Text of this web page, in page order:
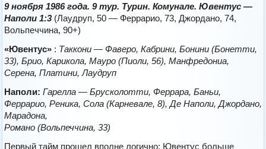
9 ноября 1986 года. 9 тур. Турин. Комунале. Ювентус —
Наполи 1:3(Лаудруп, 50 — Феррарио, 73, Джордано, 74,
Вольпеччина, 90+)
«Ювентус» : Таккони — Фаверо, Кабрини, Бонини (Бонетти,
33), Брио, Карикола, Мауро (Пиоли, 56), Манфредониа,
Серена, Платини, Лаудруп
Наполи: Гарелла — Брусколотти, Феррара, Баньи,
Феррарио, Реника, Сола (Карневале, 8), Де Наполи, Джордано,
Марадона,
Романо (Вольпеччина, 33)
Первый тайм прошел вполне логично: Ювентус больше